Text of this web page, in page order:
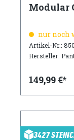
Modular
nur noch
Artikel-Nr.:
Hersteller:
149,99 €*
3427